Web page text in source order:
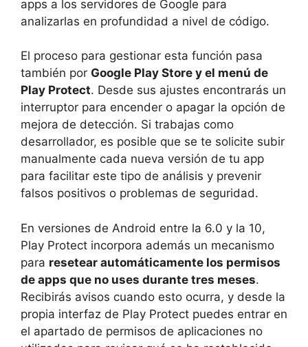
apps a los servidores de Google para
analizarlas en profundidad a nivel de código.
El proceso para gestionar esta función pasa
también por Google Play Store y el menú de
Play Protect. Desde sus ajustes encontrarás un
interruptor para encender o apagar la opción de
mejora de detección. Si trabajas como
desarrollador, es posible que se te solicite subir
manualmente cada nueva versión de tu app
para facilitar este tipo de análisis y prevenir
falsos positivos o problemas de seguridad.
En versiones de Android entre la 6.0 y la 10,
Play Protect incorpora además un mecanismo
para resetear automáticamente los permisos
de apps que no uses durante tres meses.
Recibirás avisos cuando esto ocurra, y desde la
propia interfaz de Play Protect puedes entrar en
el apartado de permisos de aplicaciones no